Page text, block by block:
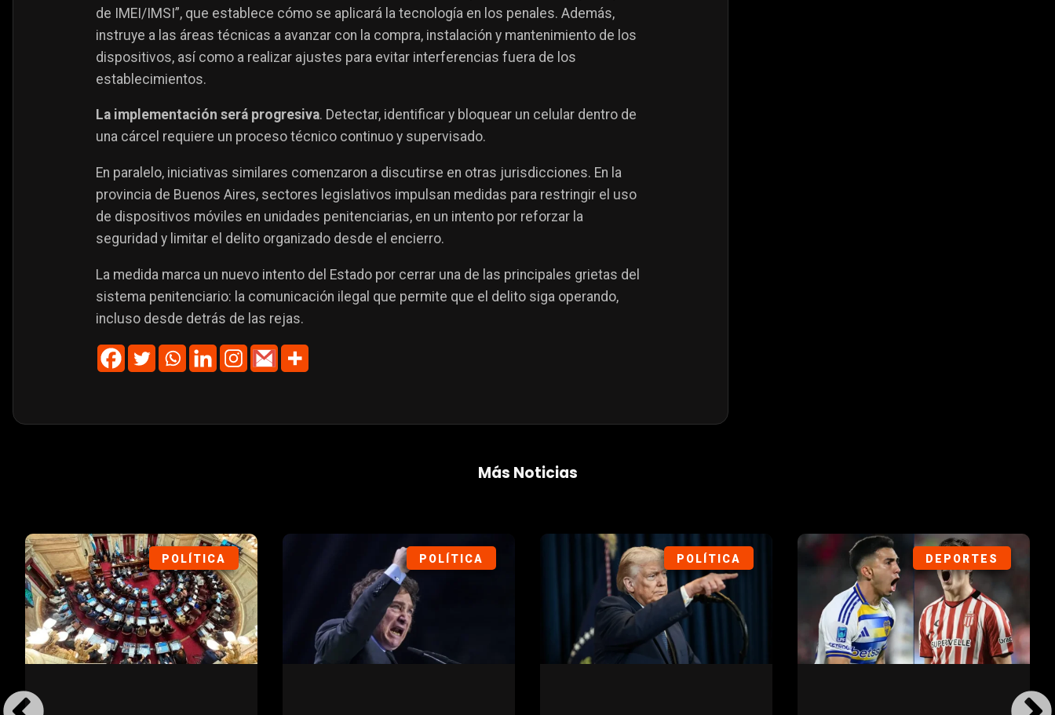
de IMEI/IMSI”, que establece cómo se aplicará la tecnología en los penales. Además,
instruye a las áreas técnicas a avanzar con la compra, instalación y mantenimiento de los
dispositivos, así como a realizar ajustes para evitar interferencias fuera de los
establecimientos.
La implementación será progresiva. Detectar, identificar y bloquear un celular dentro de
una cárcel requiere un proceso técnico continuo y supervisado.
En paralelo, iniciativas similares comenzaron a discutirse en otras jurisdicciones. En la
provincia de Buenos Aires, sectores legislativos impulsan medidas para restringir el uso
de dispositivos móviles en unidades penitenciarias, en un intento por reforzar la
seguridad y limitar el delito organizado desde el encierro.
La medida marca un nuevo intento del Estado por cerrar una de las principales grietas del
sistema penitenciario: la comunicación ilegal que permite que el delito siga operando,
incluso desde detrás de las rejas.
Más Noticias
POLÍTICA DEPORTES SOCIEDAD DEPORTES